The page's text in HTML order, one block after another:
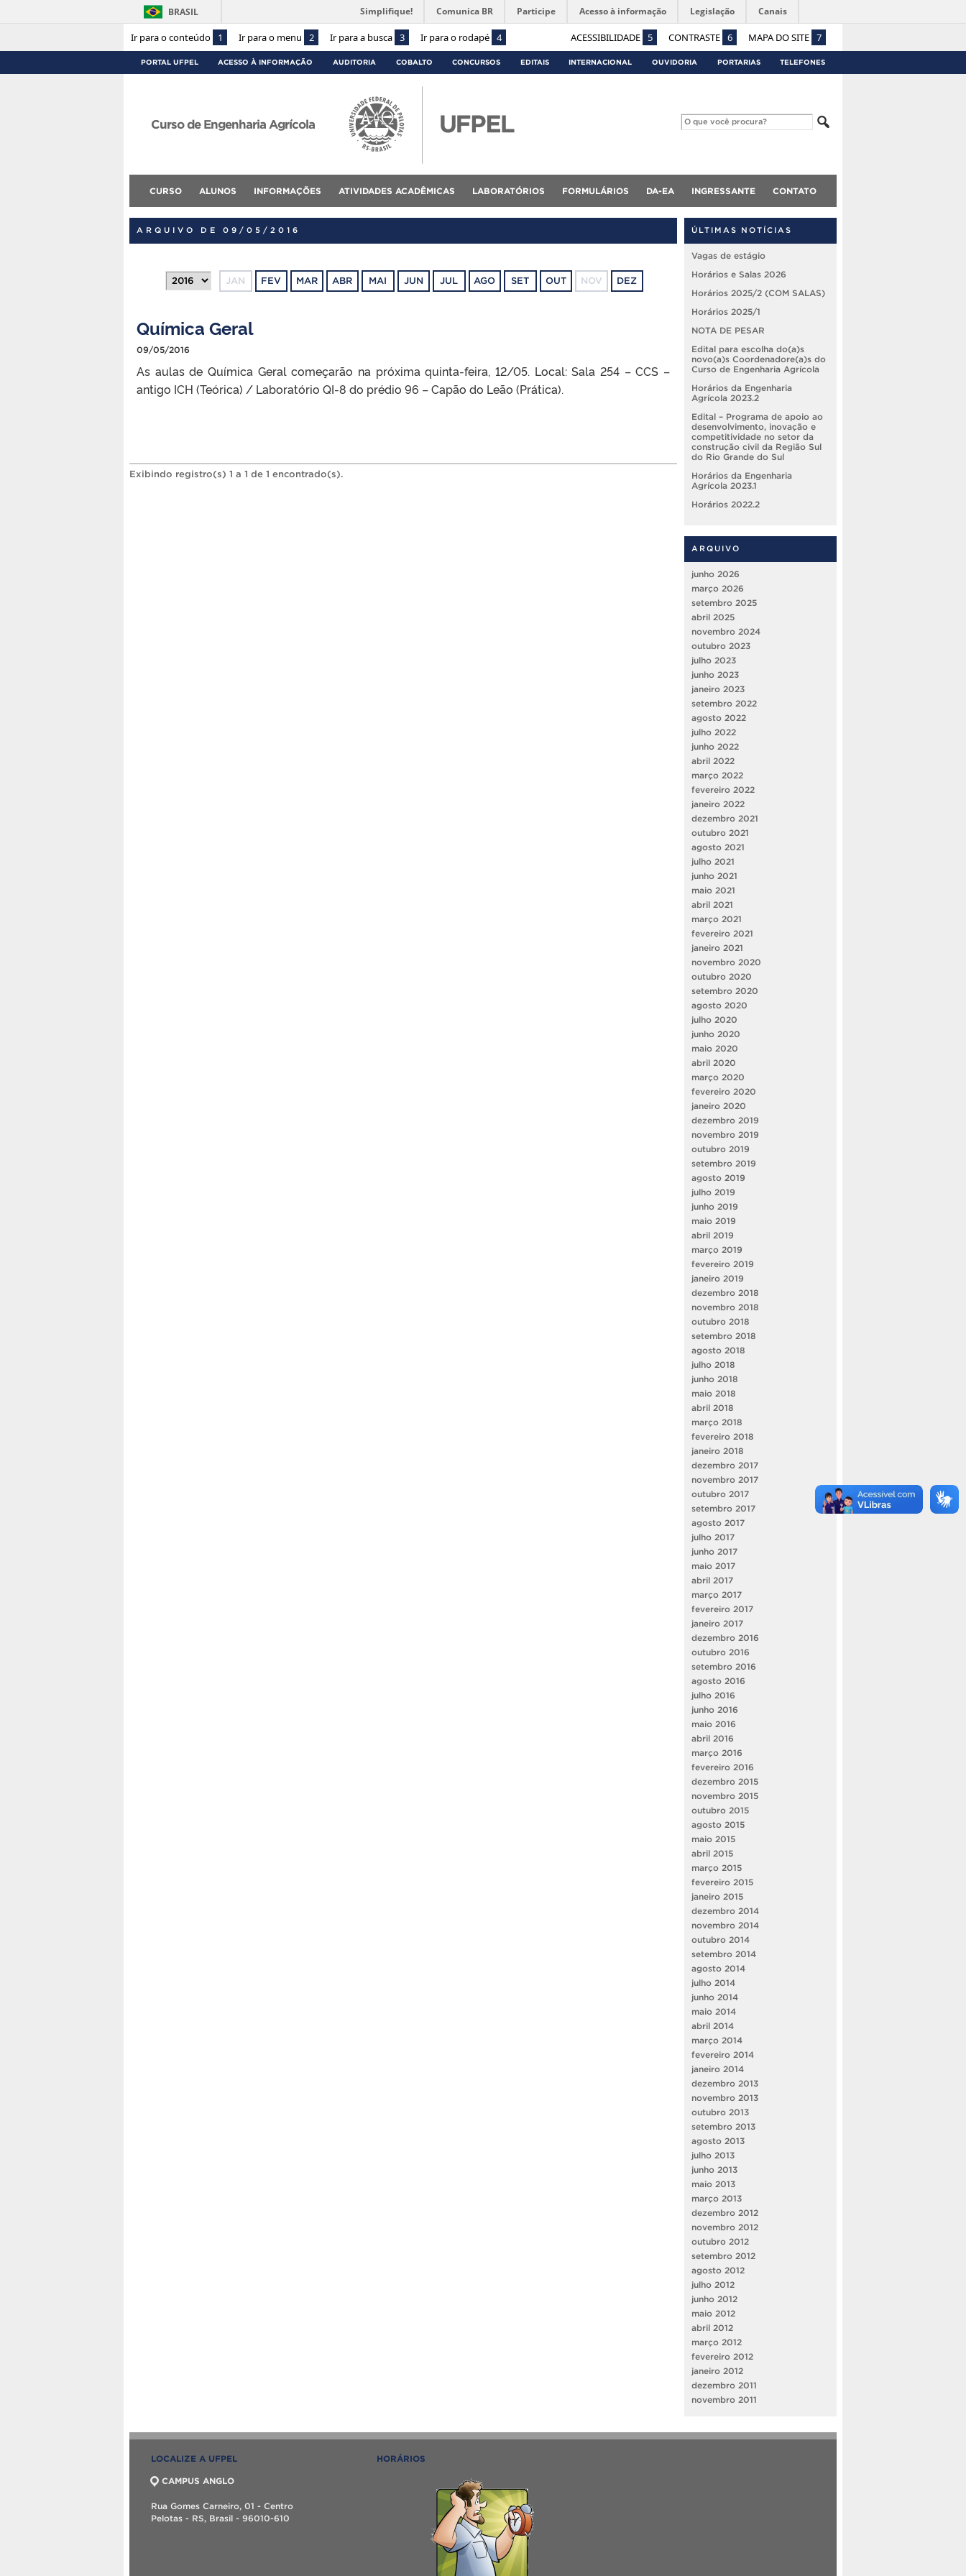
Ir para o conteúdo 1 Ir para o menu 2 Ir para a busca 3 Ir para o rodapé 4 ACESSIBILIDADE 5 CONTRASTE 6 MAPA DO SITE 7
BRASIL Simplifique! Comunica BR Participe Acesso à informação Legislação Canais
PORTAL UFPEL ACESSO À INFORMAÇÃO AUDITORIA COBALTO CONCURSOS EDITAIS INTERNACIONAL OUVIDORIA PORTARIAS TELEFONES
Curso de Engenharia Agrícola
CURSO ALUNOS INFORMAÇÕES ATIVIDADES ACADÊMICAS LABORATÓRIOS FORMULÁRIOS DA-EA INGRESSANTE CONTATO
ARQUIVO DE 09/05/2016
JAN FEV MAR ABR MAI JUN JUL AGO SET OUT NOV DEZ
Química Geral
09/05/2016
As aulas de Química Geral começarão na próxima quinta-feira, 12/05. Local: Sala 254 – CCS –
antigo ICH (Teórica) / Laboratório QI-8 do prédio 96 – Capão do Leão (Prática).
Exibindo registro(s) 1 a 1 de 1 encontrado(s).
ÚLTIMAS NOTÍCIAS
Vagas de estágio
Horários e Salas 2026
Horários 2025/2 (COM SALAS)
Horários 2025/1
NOTA DE PESAR
Edital para escolha do(a)s
novo(a)s Coordenadore(a)s do
Curso de Engenharia Agrícola
Horários da Engenharia
Agrícola 2023.2
Edital – Programa de apoio ao
desenvolvimento, inovação e
competitividade no setor da
construção civil da Região Sul
do Rio Grande do Sul
Horários da Engenharia
Agrícola 2023.1
Horários 2022.2
ARQUIVO
junho 2026
março 2026
setembro 2025
abril 2025
novembro 2024
outubro 2023
julho 2023
junho 2023
janeiro 2023
setembro 2022
agosto 2022
julho 2022
junho 2022
abril 2022
março 2022
fevereiro 2022
janeiro 2022
dezembro 2021
outubro 2021
agosto 2021
julho 2021
junho 2021
maio 2021
abril 2021
março 2021
fevereiro 2021
janeiro 2021
novembro 2020
outubro 2020
setembro 2020
agosto 2020
julho 2020
junho 2020
maio 2020
abril 2020
março 2020
fevereiro 2020
janeiro 2020
dezembro 2019
novembro 2019
outubro 2019
setembro 2019
agosto 2019
julho 2019
junho 2019
maio 2019
abril 2019
março 2019
fevereiro 2019
janeiro 2019
dezembro 2018
novembro 2018
outubro 2018
setembro 2018
agosto 2018
julho 2018
junho 2018
maio 2018
abril 2018
março 2018
fevereiro 2018
janeiro 2018
dezembro 2017
novembro 2017
outubro 2017
setembro 2017
agosto 2017
julho 2017
junho 2017
maio 2017
abril 2017
março 2017
fevereiro 2017
janeiro 2017
dezembro 2016
outubro 2016
setembro 2016
agosto 2016
julho 2016
junho 2016
maio 2016
abril 2016
março 2016
fevereiro 2016
dezembro 2015
novembro 2015
outubro 2015
agosto 2015
maio 2015
abril 2015
março 2015
fevereiro 2015
janeiro 2015
dezembro 2014
novembro 2014
outubro 2014
setembro 2014
agosto 2014
julho 2014
junho 2014
maio 2014
abril 2014
março 2014
fevereiro 2014
janeiro 2014
dezembro 2013
novembro 2013
outubro 2013
setembro 2013
agosto 2013
julho 2013
junho 2013
maio 2013
março 2013
dezembro 2012
novembro 2012
outubro 2012
setembro 2012
agosto 2012
julho 2012
junho 2012
maio 2012
abril 2012
março 2012
fevereiro 2012
janeiro 2012
dezembro 2011
novembro 2011
LOCALIZE A UFPEL
CAMPUS ANGLO
Rua Gomes Carneiro, 01 - Centro
Pelotas - RS, Brasil - 96010-610
HORÁRIOS